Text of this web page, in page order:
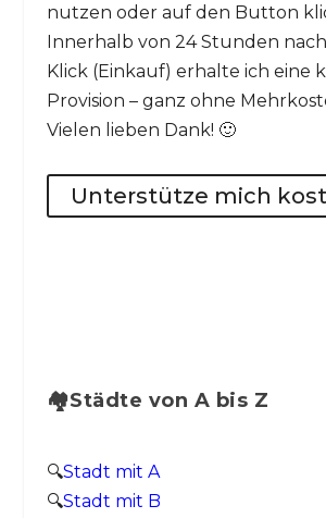
nutzen oder auf den Button
Innerhalb von 24 Stunden
Klick (Einkauf) erhalte ich eine
Provision – ganz ohne
Vielen lieben Dank! 🙂
Unterstütze mich
🏘️Städte von A bis Z
🔍Stadt mit A
🔍Stadt mit B